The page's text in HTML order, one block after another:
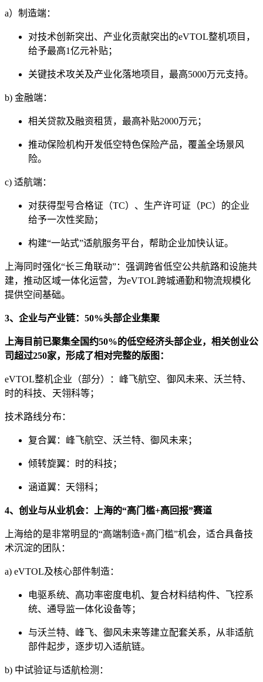
a）制造端：
对技术创新突出、产业化贡献突出的eVTOL整机项目，
给予最高1亿元补贴；
关键技术攻关及产业化落地项目，最高5000万元支持。
b) 金融端：
相关贷款及融资租赁，最高补贴2000万元；
推动保险机构开发低空特色保险产品，覆盖全场景风
险。
c) 适航端：
对获得型号合格证（TC）、生产许可证（PC）的企业
给予一次性奖励；
构建“一站式”适航服务平台，帮助企业加快认证。
上海同时强化“长三角联动”：强调跨省低空公共航路和设施共
建，推动区域一体化运营，为eVTOL跨城通勤和物流规模化
提供空间基础。
3、企业与产业链：50%头部企业集聚
上海目前已聚集全国约50%的低空经济头部企业，相关创业公
司超过250家，形成了相对完整的版图：
eVTOL整机企业（部分）： 峰飞航空、御风未来、沃兰特、
时的科技、天翎科等；
技术路线分布：
复合翼：峰飞航空、沃兰特、御风未来；
倾转旋翼：时的科技；
涵道翼：天翎科；
4、创业与从业机会：上海的“高门槛+高回报”赛道
上海给的是非常明显的“高端制造+高门槛”机会，适合具备技
术沉淀的团队：
a) eVTOL及核心部件制造：
电驱系统、高功率密度电机、复合材料结构件、飞控系
统、通导监一体化设备等；
与沃兰特、峰飞、御风未来等建立配套关系，从非适航
部件起步，逐步切入适航链。
b) 中试验证与适航检测：